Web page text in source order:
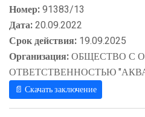
Номер:91383/13
Дата:20.09.2022
Срок действия: 19.09.2025
Организация:ОБЩЕСТВО С
ОТВЕТСТВЕННОСТЬЮ
📄 Скачать заключение